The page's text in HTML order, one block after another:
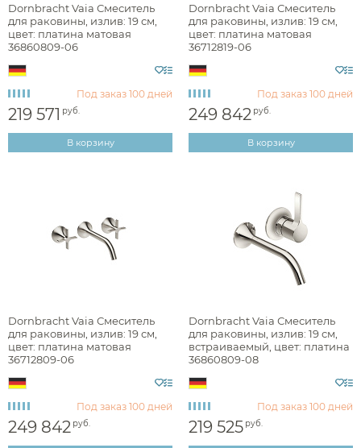
Монтаж
Материал
Длина излива, см
Dornbracht Vaia Смеситель
для раковины, излив: 19 см,
цвет: платина матовая
36860809-06
Под заказ 100 дней
219 571 руб.
В корзину
Dornbracht Vaia Смеситель
для раковины, излив: 19 см,
цвет: платина матовая
36712819-06
Под заказ 100 дней
249 842 руб.
В корзину
Dornbracht Vaia Смеситель
для раковины, излив: 19 см,
цвет: платина матовая
36712809-06
Под заказ 100 дней
249 842 руб.
Dornbracht Vaia Смеситель
для раковины, излив: 19 см,
встраиваемый, цвет: платина
36860809-08
Под заказ 100 дней
219 525 руб.